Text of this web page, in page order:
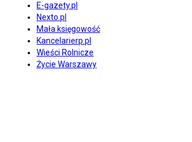
E-gazety.pl
Nexto.pl
Mała księgowość
Kancelarierp.pl
Wieści Rolnicze
Życie Warszawy